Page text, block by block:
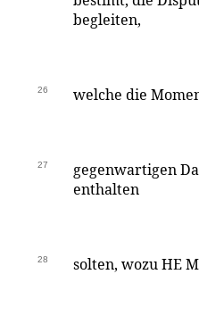
begleiten,
26 welche die
27
gegenwartigen
enthalten
28 solten, wozu HE